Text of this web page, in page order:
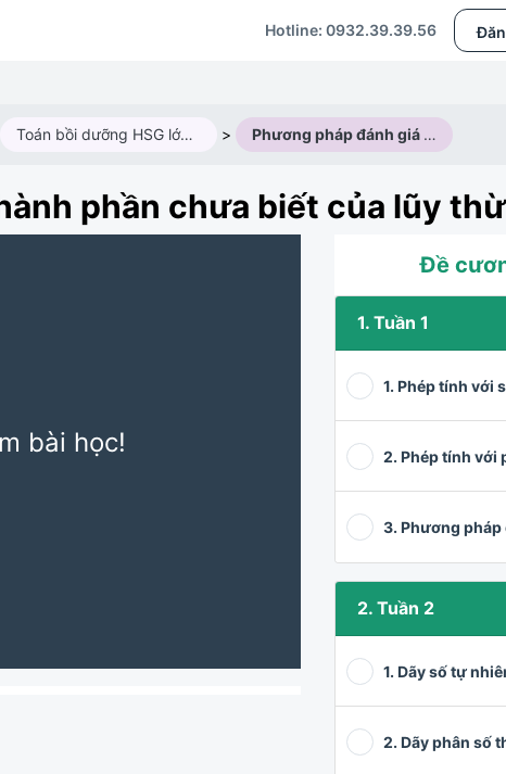
Hotline: 0932.39.39.56
Toán bồi dưỡng HSG lớp 6M3 (Năm học 2024 - 2025) > Phương pháp đánh giá để tìm thành phần chưa biết của lũy thừa P2
phần chưa biết của lũy
bài học!
Đề
1. Tuần 1
1. Phép tính với
2. Phép tính với
3. Phương pháp
2. Tuần 2
1. Dãy số tự
2. Dãy phân số